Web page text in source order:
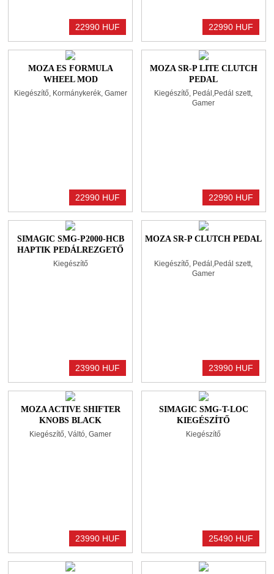
22990 HUF 22990 HUF
MOZA ES FORMULA
WHEEL MOD
Kiegészítő, Kormánykerék, Gamer
22990 HUF
MOZA SR-P LITE CLUTCH
PEDAL
Kiegészítő, Pedál,Pedál szett,
Gamer
22990 HUF
SIMAGIC SMG-P2000-HCB
HAPTIK PEDÁLREZGETŐ
VEZÉRLŐ
Kiegészítő
23990 HUF
MOZA SR-P CLUTCH PEDAL
Kiegészítő, Pedál,Pedál szett,
Gamer
23990 HUF
MOZA ACTIVE SHIFTER
KNOBS BLACK
Kiegészítő, Váltó, Gamer
23990 HUF
SIMAGIC SMG-T-LOC
KIEGÉSZÍTŐ
KORMÁNYBÁZIS ASZTALI
Kiegészítő
25490 HUF